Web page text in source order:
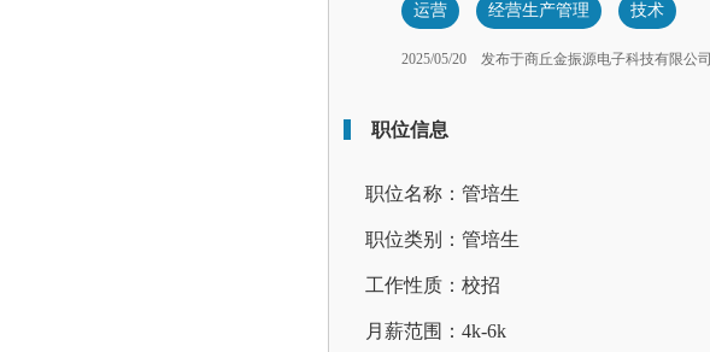
运营 经营生产管理 技术
2025/05/20 发布于商丘金振源电子科技有限公司
职位信息
职位名称：管培生
职位类别：管培生
工作性质：校招
月薪范围：4k-6k